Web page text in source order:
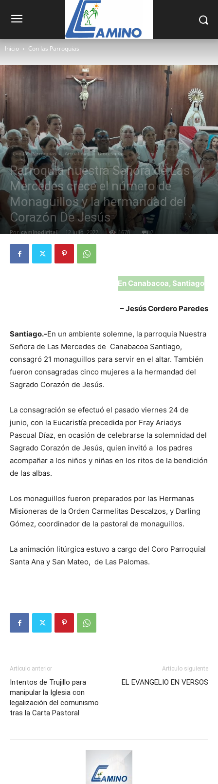
Inicio Con las Parroquias
Con las Parroquias Actualidad Diocesanas
Parroquia nuestra Señora de Las
Mercedes crece el número de
Monaguillos y la hermandad del
Corazón De Jesús
Por caminodigital - 12 julio, 2022 1678 2
En Canabacoa, Santiago
– Jesús Cordero Paredes
Santiago.-En un ambiente solemne, la parroquia Nuestra
Señora de Las Mercedes de Canabacoa Santiago,
consagró 21 monaguillos para servir en el altar. También
fueron consagradas cinco mujeres a la hermandad del
Sagrado Corazón de Jesús.
La consagración se efectuó el pasado viernes 24 de
junio, con la Eucaristía precedida por Fray Ariadys
Pascual Díaz, en ocasión de celebrarse la solemnidad del
Sagrado Corazón de Jesús, quien invitó a los padres
acompañar a los niños y niñas en los ritos de la bendición
de las albas.
Los monaguillos fueron preparados por las Hermanas
Misioneras de la Orden Carmelitas Descalzos, y Darling
Gómez, coordinador de la pastoral de monaguillos.
La animación litúrgica estuvo a cargo del Coro Parroquial
Santa Ana y San Mateo, de Las Palomas.
Artículo anterior
Intentos de Trujillo para
manipular la Iglesia con
legalización del comunismo
tras la Carta Pastoral
Artículo siguiente
EL EVANGELIO EN VERSOS